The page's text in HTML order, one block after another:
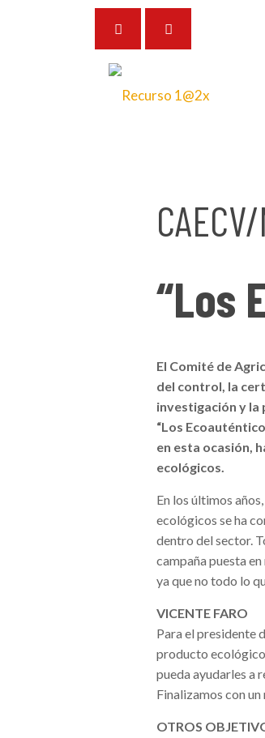
6 de mayo de 2024
“Los
El Comité de
del control, la
investigación y la
“Los
en esta ocasión,
ecológicos.
En los últimos
ecológicos se ha
dentro del sector.
campaña puesta
ya que no todo lo
VICENTE FARO
Para el presidente
producto ecológico
pueda ayudarles a
Finalizamos con un
OTROS